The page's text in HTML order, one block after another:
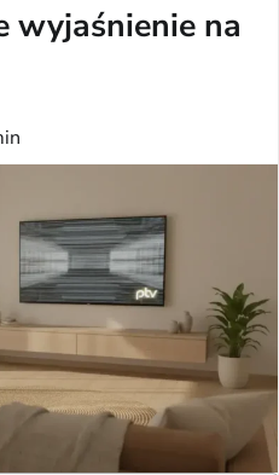
wyjaśnienie na